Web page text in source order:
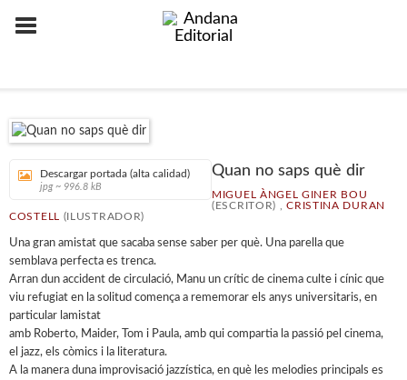
Descargar portada (alta calidad)
jpg ~ 996.8 kB
Quan no saps què dir
MIGUEL ÀNGEL GINER BOU
(ESCRITOR) ,CRISTINA DURAN
COSTELL
(ILUSTRADOR)
Una gran amistat que sacaba sense saber per què. Una parella que
semblava perfecta es trenca.
Arran dun accident de circulació, Manu un crític de cinema culte i cínic que
viu refugiat en la solitud comença a rememorar els anys universitaris, en
particular lamistat
amb Roberto, Maider, Tom i Paula, amb qui compartia la passió pel cinema,
el jazz, els còmics i la literatura.
A la manera duna improvisació jazzística, en què les melodies principals es